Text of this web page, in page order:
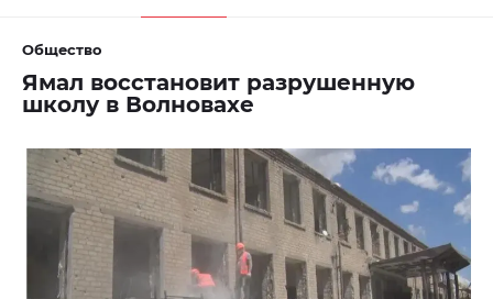
Общество
Ямал восстановит разрушенную
школу в Волновахе